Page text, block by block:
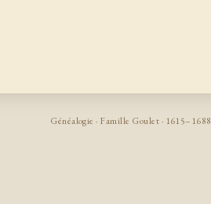
Généalogie · Famille Goulet · 1615–1688